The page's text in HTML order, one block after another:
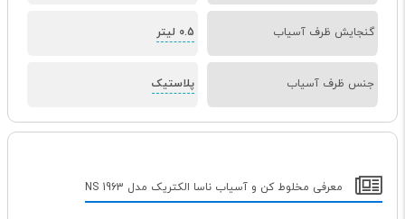
گنجایش ظرف آسیاب 0.5 لیتر
جنس ظرف آسیاب پلاستیک
معرفی مخلوط کن و آسیاب ناسا الکتریک مدل NS 1963